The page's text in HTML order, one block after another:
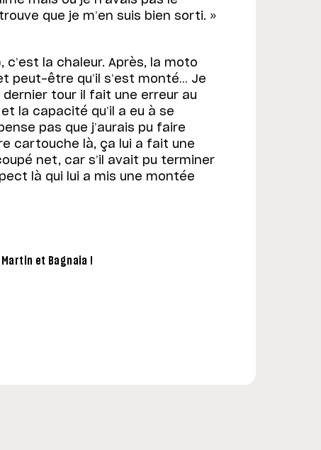
que je m’en suis bien sorti. »
la chaleur. Après, la moto
peut-être qu’il s’est monté… Je
tour il fait une erreur au
la capacité qu’il a eu à se
pas que j’aurais pu faire
cartouche là, ça lui a fait une
net, car s’il avait pu terminer
là qui lui a mis une montée
et Bagnaia !